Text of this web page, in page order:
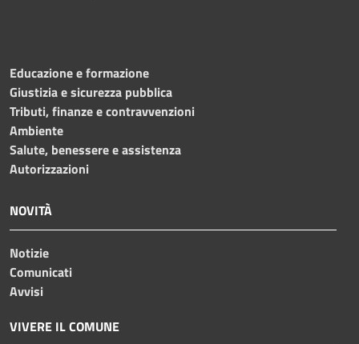
Educazione e formazione
Giustizia e sicurezza pubblica
Tributi, finanze e contravvenzioni
Ambiente
Salute, benessere e assistenza
Autorizzazioni
NOVITÀ
Notizie
Comunicati
Avvisi
VIVERE IL COMUNE